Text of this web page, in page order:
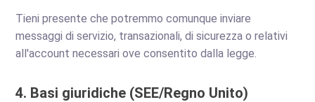
Tieni presente che potremmo comunque inviare
messaggi di servizio, transazionali, di sicurezza o relativi
all'account necessari ove consentito dalla legge.
4. Basi giuridiche (SEE/Regno Unito)